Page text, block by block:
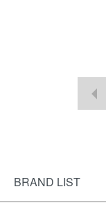
BRAND LIST